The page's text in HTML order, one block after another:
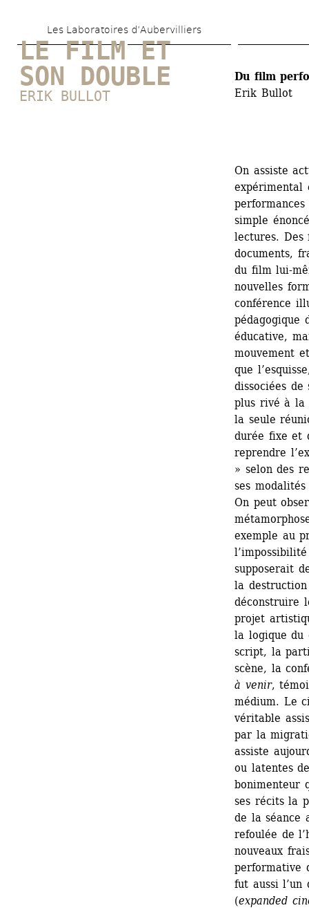
au
contenu
principal
Les Laboratoires d’Aubervilliers
LE FILM ET
SON DOUBLE
ERIK BULLOT
Du film
Erik Bullot
On assiste
expérimental
simple
lectures. Des
documents,
du film lui-
nouvelles
conférence
pédagogique
éducative,
mouvement
que
dissociées
plus rivé à la
la seule
durée fixe et
reprendre
» selon des
ses
On peut
exemple au
supposerait
la
déconstruire
projet
la logique du
script, la
scène, la
à venir,
médium. Le
véritable
par la
assiste
ou latentes
bonimenteur
ses récits la
de la séance
refoulée de
nouveaux
performative
fut aussi l’un
(expanded